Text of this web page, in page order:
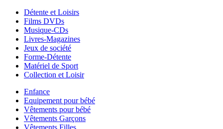
Détente et Loisirs
Films DVDs
Musique-CDs
Livres-Magazines
Jeux de société
Forme-Détente
Matériel de Sport
Collection et Loisir
Enfance
Equipement pour bébé
Vêtements pour bébé
Vêtements Garçons
Vêtements Filles